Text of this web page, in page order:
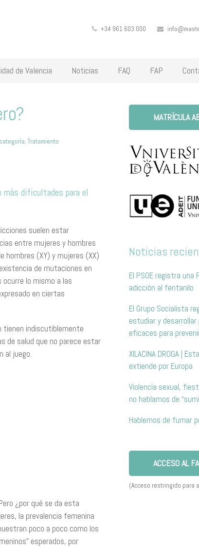
+34 961 603 000
de Valencia Noticias FAQ FAP
, Tratamiento
más dificultades para el
suelen estar
entre mujeres y hombres
hombres (XY) y mujeres (XX)
de mutaciones en
ocurre lo mismo a las
en ciertas
tienen indiscutiblemente
de salud que no parece estar
al juego.
¿por qué se da esta
la prevalencia femenina
poco a poco como los
esperados, por
MATRÍCULA
Noticias
El PSOE registra una
adicción al fentanilo
El Grupo Socialista
estudiar y
eficaces para
XILACINA DROGA |
extiende por Europa
Violencia sexual,
no hablamos de
Hablemos de fumar
ACCESO AL
(Acceso restringido para